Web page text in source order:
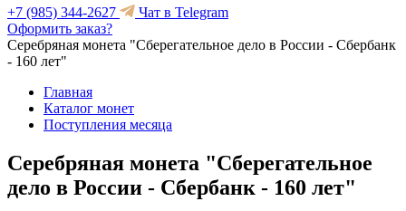
+7 (985) 344-2627
Чат в Telegram
Оформить заказ?
Серебряная монета "Сберегательное дело в России - Сбербанк
- 160 лет"
Главная
Каталог монет
Поступления месяца
Серебряная монета "Сберегательное
дело в России - Сбербанк - 160 лет"